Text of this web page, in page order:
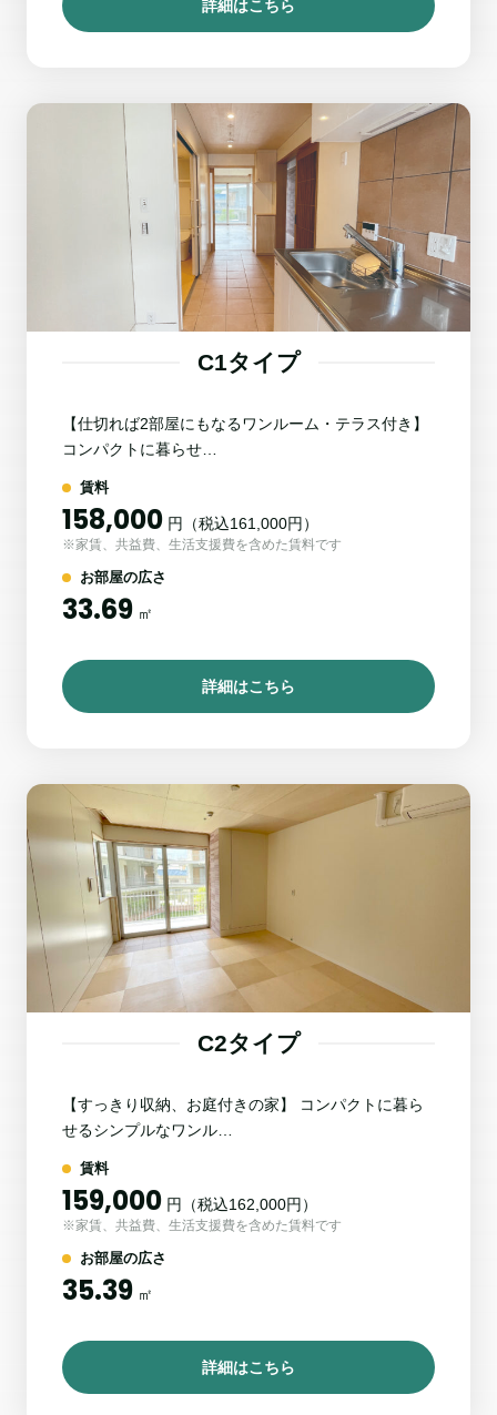
詳細はこちら
C1タイプ
【仕切れば2部屋にもなるワンルーム・テラス付き】
コンパクトに暮らせ…
賃料
158,000 円（税込161,000円）
※家賃、共益費、生活支援費を含めた賃料です
お部屋の広さ
33.69 ㎡
詳細はこちら
C2タイプ
【すっきり収納、お庭付きの家】 コンパクトに暮ら
せるシンプルなワンル…
賃料
159,000 円（税込162,000円）
※家賃、共益費、生活支援費を含めた賃料です
お部屋の広さ
35.39 ㎡
詳細はこちら